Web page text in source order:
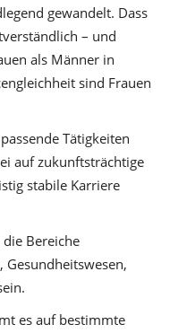
gewandelt. Dass
– und
als Männer in
sind Frauen
Tätigkeiten
auf zukunftsträchtige
stabile Karriere
Bereiche
es auf bestimmte